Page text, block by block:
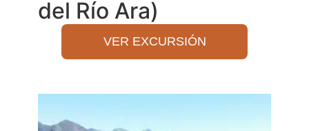
del Río Ara)
VER EXCURSIÓN